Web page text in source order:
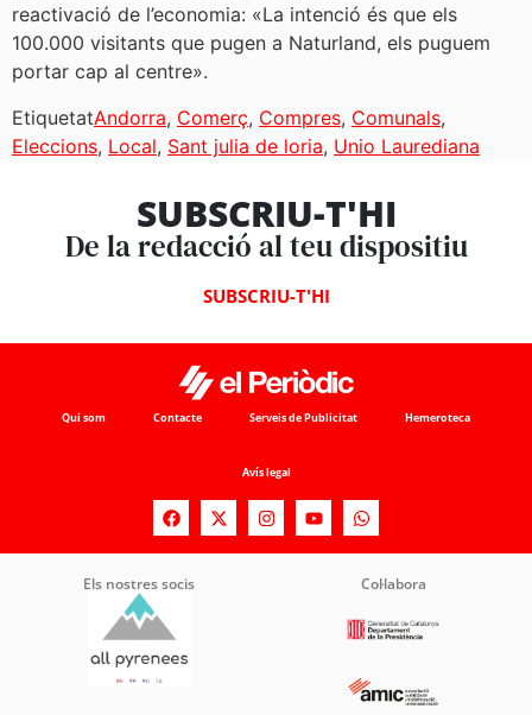
reactivació de l’economia: «La intenció és que els
100.000 visitants que pugen a Naturland, els puguem
portar cap al centre».
EtiquetatAndorra, Comerç, Compres, Comunals,
Eleccions, Local, Sant julia de loria, Unio Laurediana
SUBSCRIU-T'HI
De la redacció al teu dispositiu
SUBSCRIU-T'HI
Qui som Contacte Serveis de Publicitat Hemeroteca
Avís legal
Els nostres socis Col·labora